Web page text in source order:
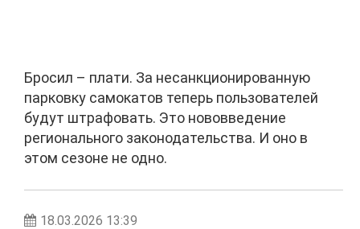
Бросил – плати. За несанкционированную
парковку самокатов теперь пользователей
будут штрафовать. Это нововведение
регионального законодательства. И оно в
этом сезоне не одно.
18.03.2026 13:39